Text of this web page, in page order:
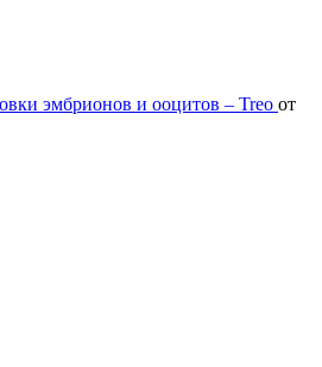
эмбрионов и ооцитов – Treo от